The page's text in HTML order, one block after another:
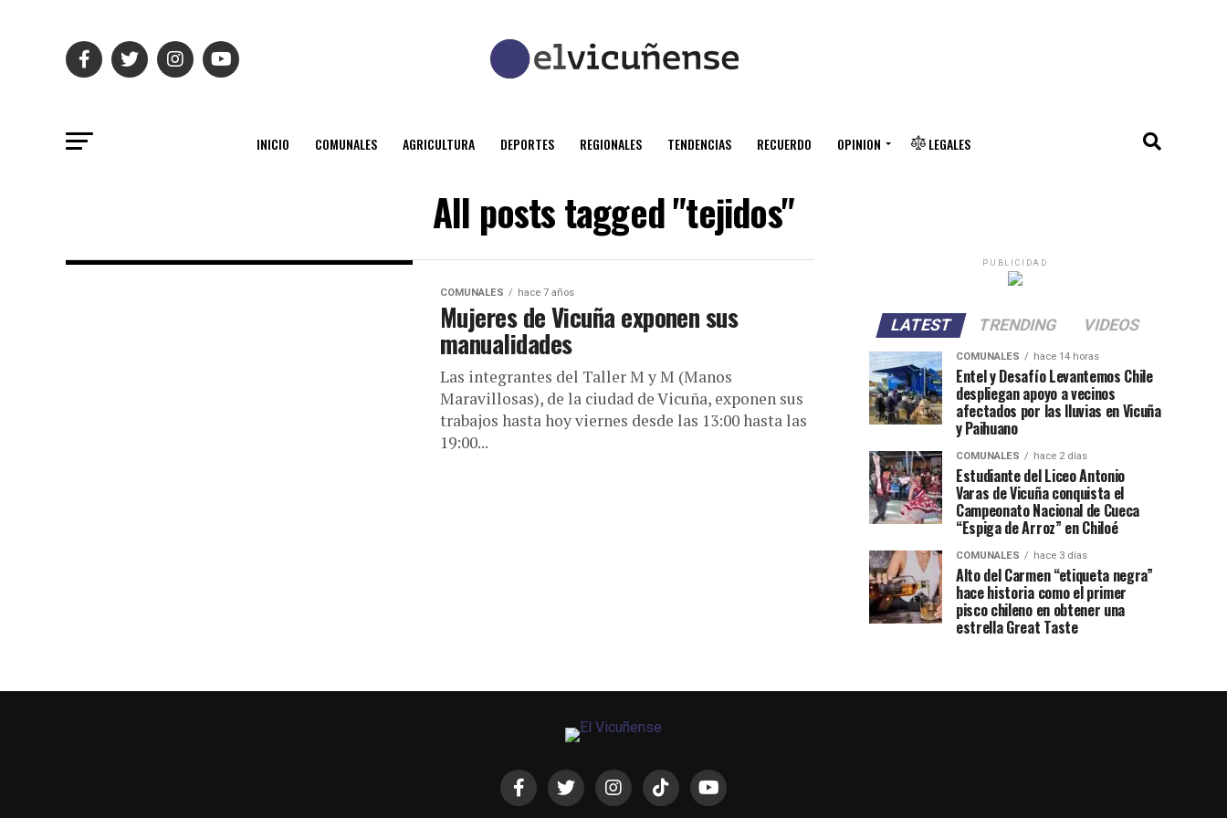
INICIO COMUNALES AGRICULTURA DEPORTES REGIONALES TENDENCIAS RECUERDO OPINION LEGALES
All posts tagged "tejidos"
COMUNALES hace 7 años
Mujeres de Vicuña exponen sus
manualidades
Las integrantes del Taller M y M (Manos
Maravillosas), de la ciudad de Vicuña, exponen sus
trabajos hasta hoy viernes desde las 13:00 hasta las
19:00...
PUBLICIDAD
LATEST TRENDING VIDEOS
COMUNALES hace 14 horas
Entel y Desafío Levantemos Chile
despliegan apoyo a vecinos
afectados por las lluvias en Vicuña
y Paihuano
COMUNALES hace 2 días
Estudiante del Liceo Antonio
Varas de Vicuña conquista el
Campeonato Nacional de Cueca
“Espiga de Arroz” en Chiloé
COMUNALES hace 3 días
Alto del Carmen “etiqueta negra”
hace historia como el primer
pisco chileno en obtener una
estrella Great Taste